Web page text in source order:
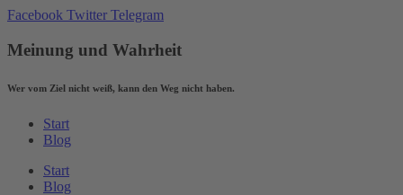
Zum
wechseln
Facebook Twitter Telegram
Meinung und Wahrheit
Wer vom Ziel nicht weiß, kann den Weg nicht haben.
Start
Blog
Start
Blog